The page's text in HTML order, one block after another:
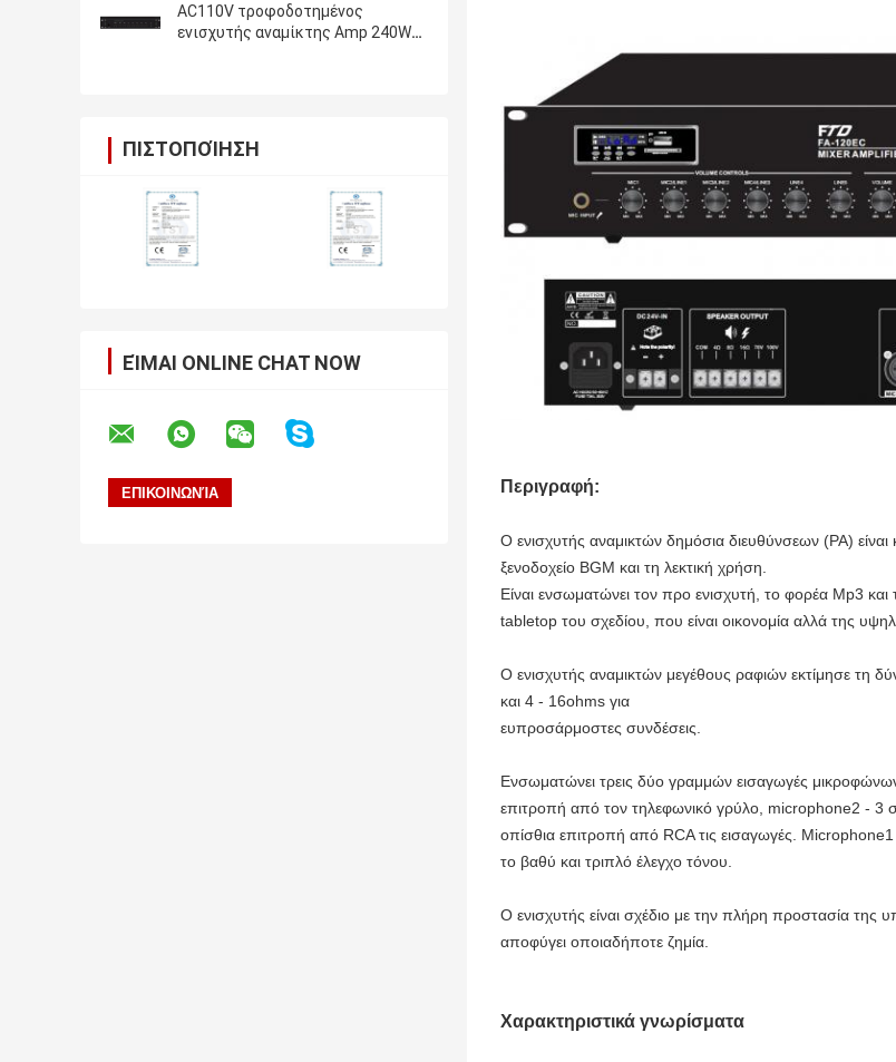
AC110V τροφοδοτημένος
ενισχυτής αναμίκτης Amp 240W
ΠΙΣΤΟΠΟΊΗΣΗ
ΕΊΜΑΙ ONLINE CHAT NOW
Περιγραφή:
Ο ενισχυτής αναμικτών δημόσια διευθύνσεων (PA)
ξενοδοχείο BGM και τη λεκτική χρήση.
Είναι ενσωματώνει τον προ ενισχυτή, το φορέα Mp3
tabletop του σχεδίου, που είναι οικονομία αλλά της
Ο ενισχυτής αναμικτών μεγέθους ραφιών εκτίμησε τη
και 4 ‐ 16ohms για
ευπροσάρμοστες συνδέσεις.
Ενσωματώνει τρεις δύο γραμμών εισαγωγές
επιτροπή από τον τηλεφωνικό γρύλο, microphone2 ‐ 3
οπίσθια επιτροπή από RCA τις εισαγωγές.
το βαθύ και τριπλό έλεγχο τόνου.
Ο ενισχυτής είναι σχέδιο με την πλήρη προστασία
αποφύγει οποιαδήποτε ζημία.
Χαρακτηριστικά γνωρίσματα